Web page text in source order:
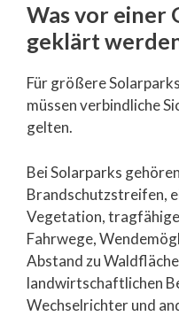
Was vor einer
geklärt
Für größere
müssen verbindliche
gelten.
Bei Solarparks
Brandschutzstreifen,
Vegetation,
Fahrwege,
Abstand zu
landwirtschaftlichen
Wechselrichter und